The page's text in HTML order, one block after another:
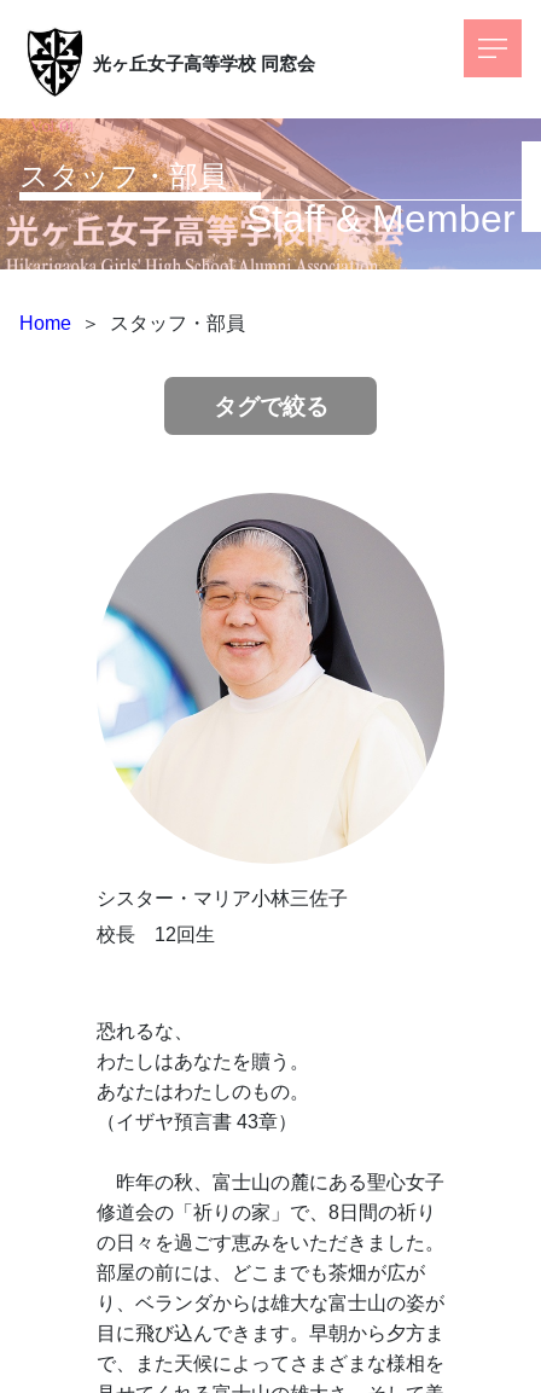
光ヶ丘女子高等学校 同窓会
スタッフ・部員
Staff & Member
Home ＞ スタッフ・部員
タグで絞る
シスター・マリア小林三佐子
校長 12回生
恐れるな、
わたしはあなたを贖う。
あなたはわたしのもの。
（イザヤ預言書 43章）
昨年の秋、富士山の麓にある聖心女子
修道会の「祈りの家」で、8日間の祈り
の日々を過ごす恵みをいただきました。
部屋の前には、どこまでも茶畑が広が
り、ベランダからは雄大な富士山の姿が
目に飛び込んできます。早朝から夕方ま
で、また天候によってさまざまな様相を